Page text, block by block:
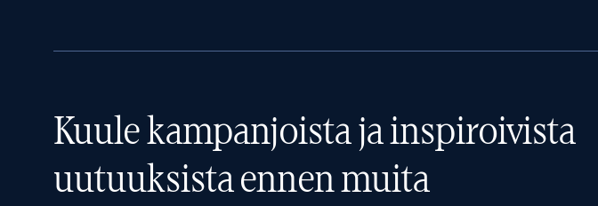
Kuule kampanjoista ja inspiroivista
uutuuksista ennen muita